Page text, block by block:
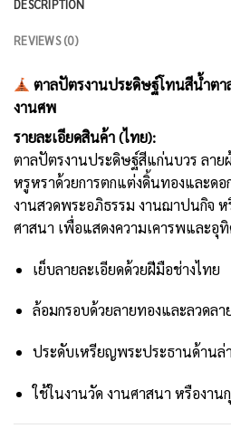
DESCRIPTION
REVIEWS (0)
ตาลปัตรงานประดิษฐ์โทนสีน้ำต
งานศพ
รายละเอียดสินค้า (ไทย):
ตาลปัตรงานประดิษฐ์สีแก่นบวร ลา
หรูหราด้วยการตกแต่งดิ้นทองและดอ
งานสวดพระอภิธรรม งานฌาปนกิจ
ศาสนา เพื่อแสดงความเคารพและอุ
เย็บลายละเอียดด้วยฝีมือช่างไทย
ล้อมกรอบด้วยลายทองและลวดลา
ประดับเหรียญพระประธานด้านล่า
ใช้ในงานวัด งานศาสนา หรืองา